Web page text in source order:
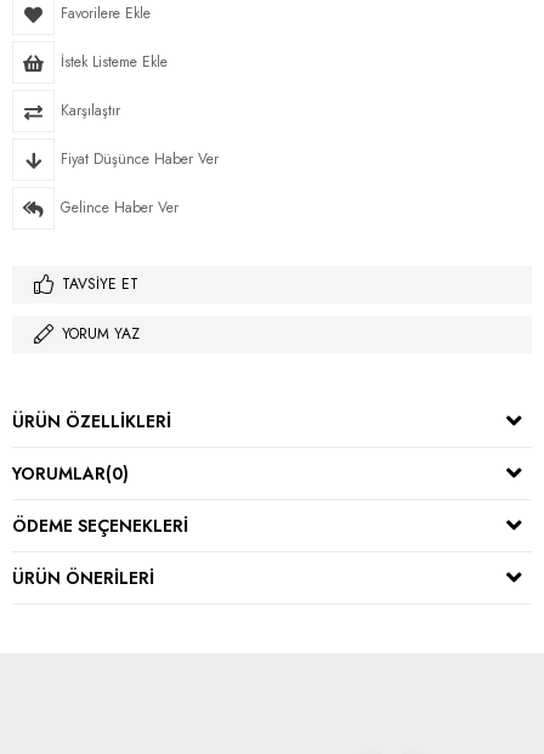
Favorilere Ekle
İstek Listeme Ekle
Karşılaştır
Fiyat Düşünce Haber Ver
Gelince Haber Ver
TAVSIYE ET
YORUM YAZ
ÜRÜN ÖZELLIKLERI
YORUMLAR(0)
ÖDEME SEÇENEKLERI
ÜRÜN ÖNERILERI